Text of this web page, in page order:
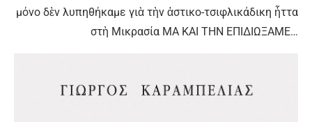
μόνο δὲν λυπηθήκαμε γιὰ τὴν ἀστικο-τσιφλικάδικη ἧττα
στὴ Μικρασία ΜΑ ΚΑΙ ΤΗΝ ΕΠΙΔΙΩΞΑΜΕ…